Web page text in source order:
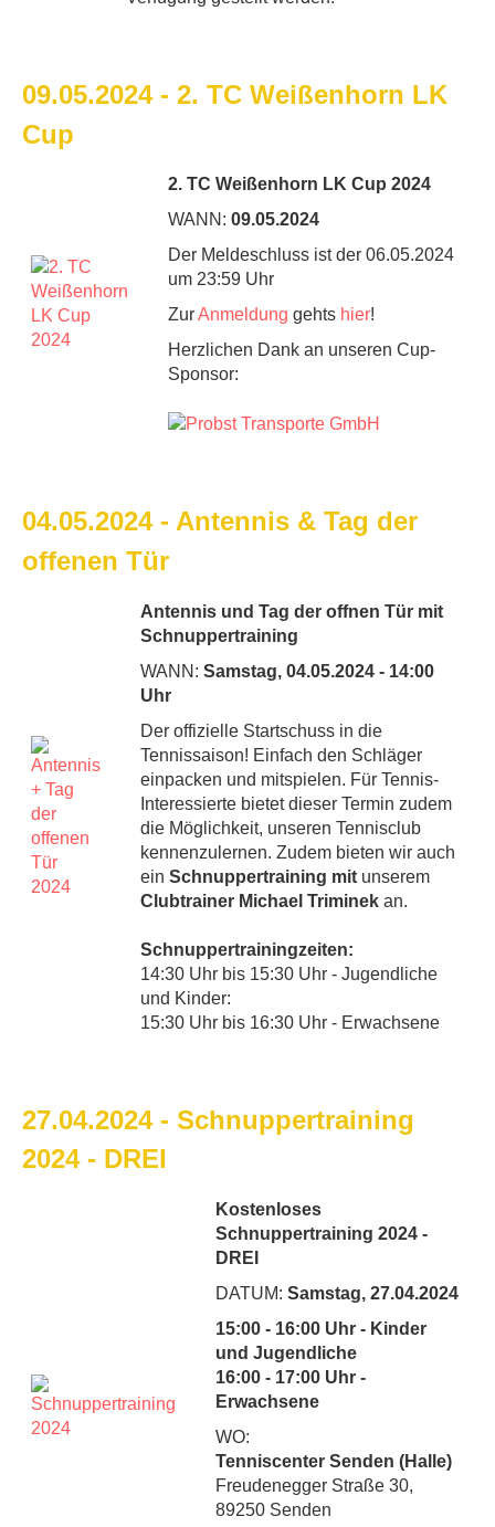
09.05.2024 - 2. TC Weißenhorn LK
Cup
2. TC Weißenhorn LK Cup 2024
WANN: 09.05.2024
Der Meldeschluss ist der 06.05.2024
um 23:59 Uhr
ZurAnmeldung gehts hier!
Herzlichen Dank an unseren Cup-
Sponsor:
04.05.2024 - Antennis & Tag der
offenen Tür
Antennis und Tag der offnen Tür mit
Schnuppertraining
WANN: Samstag, 04.05.2024 - 14:00
Uhr
Der offizielle Startschuss in die
Tennissaison! Einfach den Schläger
einpacken und mitspielen. Für Tennis-
Interessierte bietet dieser Termin zudem
die Möglichkeit, unseren Tennisclub
kennenzulernen. Zudem bieten wir auch
ein Schnuppertraining mit unserem
Clubtrainer Michael Triminek an.
Schnuppertrainingzeiten:
14:30 Uhr bis 15:30 Uhr - Jugendliche
und Kinder:
15:30 Uhr bis 16:30 Uhr - Erwachsene
27.04.2024 - Schnuppertraining
2024 - DREI
Kostenloses
Schnuppertraining 2024 -
DREI
DATUM: Samstag, 27.04.2024
15:00 - 16:00 Uhr - Kinder
und Jugendliche
16:00 - 17:00 Uhr -
Erwachsene
WO:
Tenniscenter Senden (Halle)
Freudenegger Straße 30,
89250 Senden